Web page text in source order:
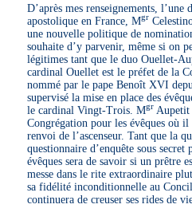
D’après mes renseignements, l’une
apostolique en France, Mgr
une nouvelle politique de
souhaite d’y parvenir, même si on
légitimes tant que le duo Ouellet-
cardinal Ouellet est le préfet de la
nommé par le pape Benoît XVI
supervisé la mise en place des
le cardinal Vingt-Trois. Mgr Aupetit
Congrégation pour les évêques où il
renvoi de l’ascenseur. Tant que la
questionnaire d’enquête sous
évêques sera de savoir si un prêtre
messe dans le rite extraordinaire
sa fidélité inconditionnelle au
continuera de creuser ses rides de